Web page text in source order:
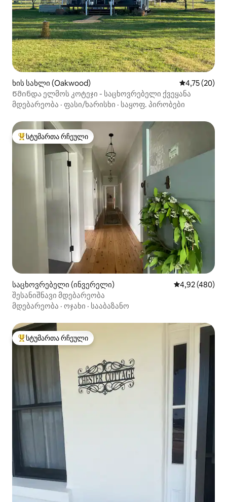
ხის სახლი (Oakwood) საშუალო
4,75 (20)
Წმინდა ელმოს კოტეჯი - საცხოვრებელი ქვეყანა
მდებარეობა · ფასი/ხარისხი · საყოფ. პირობები
სტუმართა რჩეული მოწინავე ვარიანტი
სტუმართა რჩეული
საცხოვრებელი (ინვერელი) საშუალო
4,92 (480)
შესანიშნავი მდებარეობა
მდებარეობა · ოჯახი · სააბაზანო
სტუმართა რჩეული მოწინავე ვარიანტი
სტუმართა რჩეული